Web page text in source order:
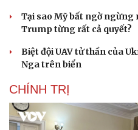
Cải chính
Tại sao Mỹ bất ngờ
Trump từng rất cả quyết?
Biệt đội UAV tử thần của
Nga trên biển
CHÍNH TRỊ